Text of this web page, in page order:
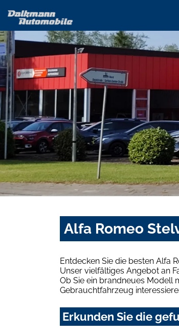
Alfa Romeo
Entdecken Sie die besten Alfa
Unser vielfältiges Angebot an
Ob Sie ein brandneues Modell
Gebrauchtfahrzeug
Erkunden Sie die